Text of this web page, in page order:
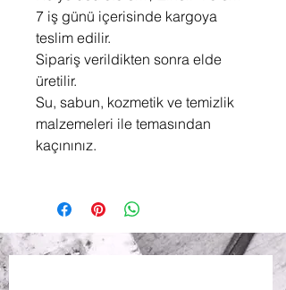
7 iş günü içerisinde kargoya
teslim edilir.
Sipariş verildikten sonra elde
üretilir.
Su, sabun, kozmetik ve temizlik
malzemeleri ile temasından
kaçınınız.